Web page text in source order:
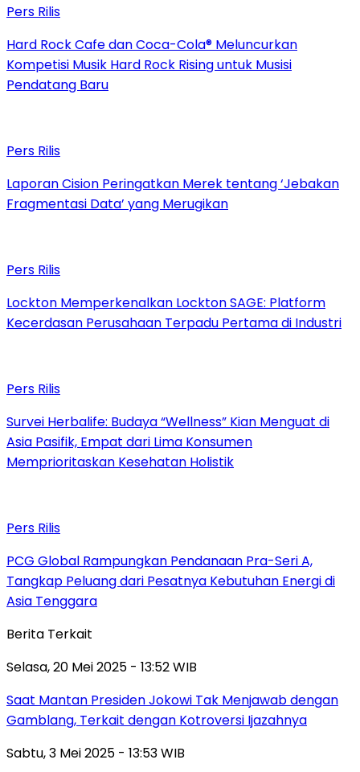
Pers Rilis
Hard Rock Cafe dan Coca-Cola® Meluncurkan
Kompetisi Musik Hard Rock Rising untuk Musisi
Pendatang Baru
Pers Rilis
Laporan Cision Peringatkan Merek tentang ‘Jebakan
Fragmentasi Data’ yang Merugikan
Pers Rilis
Lockton Memperkenalkan Lockton SAGE: Platform
Kecerdasan Perusahaan Terpadu Pertama di Industri
Pers Rilis
Survei Herbalife: Budaya “Wellness” Kian Menguat di
Asia Pasifik, Empat dari Lima Konsumen
Memprioritaskan Kesehatan Holistik
Pers Rilis
PCG Global Rampungkan Pendanaan Pra-Seri A,
Tangkap Peluang dari Pesatnya Kebutuhan Energi di
Asia Tenggara
Berita Terkait
Selasa, 20 Mei 2025 - 13:52 WIB
Saat Mantan Presiden Jokowi Tak Menjawab dengan
Gamblang, Terkait dengan Kotroversi Ijazahnya
Sabtu, 3 Mei 2025 - 13:53 WIB